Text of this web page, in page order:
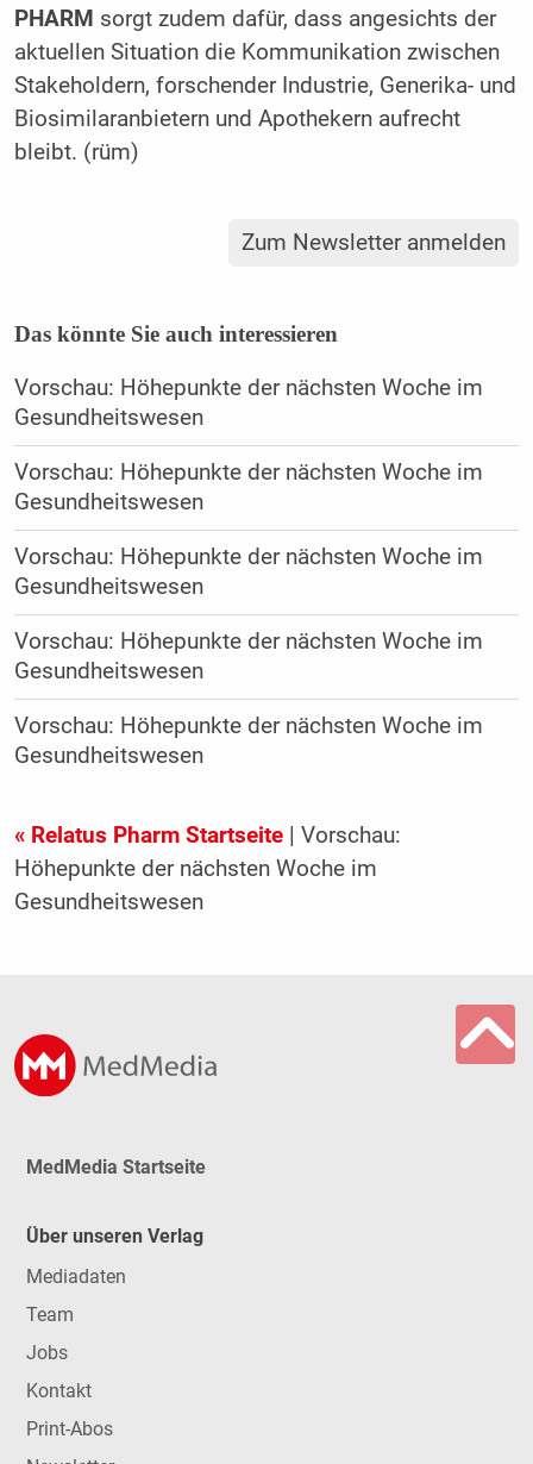
PHARM sorgt zudem dafür, dass angesichts der
aktuellen Situation die Kommunikation zwischen
Stakeholdern, forschender Industrie, Generika- und
Biosimilaranbietern und Apothekern aufrecht
bleibt. (rüm)
Zum Newsletter anmelden
Das könnte Sie auch interessieren
Vorschau: Höhepunkte der nächsten Woche im
Gesundheitswesen
Vorschau: Höhepunkte der nächsten Woche im
Gesundheitswesen
Vorschau: Höhepunkte der nächsten Woche im
Gesundheitswesen
Vorschau: Höhepunkte der nächsten Woche im
Gesundheitswesen
Vorschau: Höhepunkte der nächsten Woche im
Gesundheitswesen
« Relatus Pharm Startseite| Vorschau:
Höhepunkte der nächsten Woche im
Gesundheitswesen
MedMedia Startseite
Über unseren Verlag
Mediadaten
Team
Jobs
Kontakt
Print-Abos